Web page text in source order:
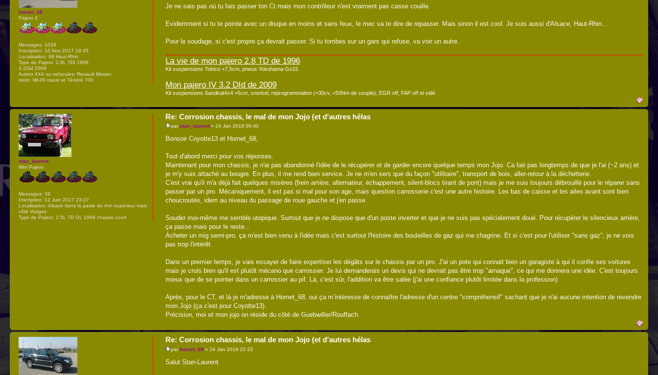
Je ne sais pas où tu fais passer ton Ct mais mon contrôleur n'est vraiment pas casse couille.
Evidemment si tu te pointe avec un disque en moins et sans feux, le mec va te dire de repasser. Mais sinon il est cool. Je suis aussi d'Alsace, Haut-Rhin...
Pour le soudage, si c'est propre ça devrait passer. Si tu tombes sur un gars qui refuse, va voir un autre.
La vie de mon pajero 2.8 TD de 1996
Kit suspensions Tokico +7,5cm, pneus Yokohama Go15
Mon pajero IV 3.2 DId de 2009
Kit suspensions Sandkat4x4 +5cm, snorkel, reprogrammation (+30cv, +50Nm de couple), EGR off, FAP off et vidé
hornet_68
Pajero 2
Messages: 1026
Inscription: 10 Nov 2017 18:45
Localisation: 68 Haut-Rhin
Type de Pajero: 2,8L TDI 1996
3.2Did 2009
Autres 4X4 ou vehicules: Renault Master
moto: Mt-09 tracer et Ténéré 700
Re: Corrosion chassis, le mal de mon Jojo (et d'autres hélas
parstan_laurent» 24 Jan 2019 00:40
Bonsoir Coyotte13 et Hornet_68,
Tout d'abord merci pour vos réponses.
Maintenant pour mon chassis, je n'ai pas abandonné l'idée de le récupérer et de garder encore quelque temps mon Jojo. Ca fait pas longtemps de que je l'ai (~2 ans) et
je m'y suis attaché au bougre. En plus, il me rend bien service. Je ne m'en sers que du façon "utilitaire", transport de bois, aller-retour à la déchetterie.
C'est vrai qu'il m'a déjà fait quelques misères (frein arrière, alternateur, échappement, silent-blocs tirant de pont) mais je me suis toujours débrouillé pour le réparer sans
passer par un pro. Mécaniquement, il est pas si mal pour son age, mais question carrosserie c'est une autre histoire. Les bas de caisse et les ailes avant sont bien
choucroutés, idem au niveau du passage de roue gauche et j'en passe.
Souder moi-même me semble utopique. Surtout que je ne dispose que d'un poste inverter et que je ne suis pas spécialement doué. Pour récupérer le silencieux arrière,
ça passe mais pour le reste...
Acheter un mig semi-pro, ça m'est bien venu à l'idée mais c'est surtout l'histoire des bouteilles de gaz qui me chagrine. Et si c'est pour l'utiliser "sans gaz", je ne vois
pas trop l'intérêt.
Dans un premier temps, je vais essayer de faire expertiser les dégâts sur le chassis par un pro. J'ai un pote qui connait bien un garagiste à qui il confie ses voitures
mais je crois bien qu'il est plutôt mécano que carrossier. Je lui demanderais un devis qui ne devrait pas être trop "arnaque", ce qui me donnera une idée. C'est toujours
mieux que de se pointer dans un carrossier au pif. Là, c'est sûr, l'addition va être salée (j'ai une confiance plutôt limitée dans la profession)
Après, pour le CT, et là je m'adresse à Hornet_68, oui ça m’intéresse de connaître l'adresse d'un centre "compréhensif" sachant que je n'ai aucune intention de revendre
mon Jojo (ça c'est pour Coyotte13).
Précision, moi et mon jojo on réside du côté de Guebwiller/Rouffach.
stan_laurent
Mini Pajero
Messages: 39
Inscription: 12 Juin 2017 23:27
Localisation: Alsace dans la partie du rhin supérieur mais
côté Vosges
Type de Pajero: 2,5L TD GL 1994 chassis court
Re: Corrosion chassis, le mal de mon Jojo (et d'autres hélas
parhornet_68 » 24 Jan 2019 22:22
Salut Stan-Laurent.